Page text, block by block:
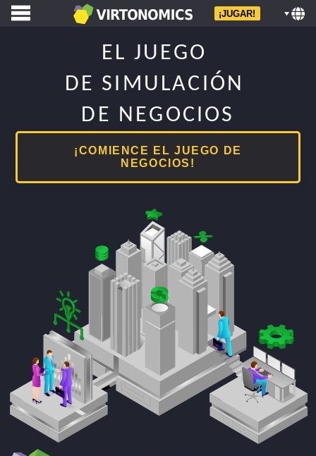
¡JUGAR!
EL JUEGO
DE SIMULACIÓN
DE NEGOCIOS
¡COMIENCE EL JUEGO DE
NEGOCIOS!